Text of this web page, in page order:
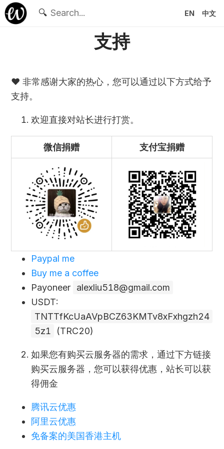
🔍 EN 中文
支持
❤️ 非常感谢大家的热心，您可以通过以下方式给予
支持。
欢迎直接对站长进行打赏。
微信捐赠 支付宝捐赠
Paypal me
Buy me a coffee
Payoneer
alexliu518@gmail.com
USDT:
TNTTfKcUaAVpBCZ63KMTv8xFxhgzh24
5z1
(TRC20)
如果您有购买云服务器的需求，通过下方链接
购买云服务器，您可以获得优惠，站长可以获
得佣金
腾讯云优惠
阿里云优惠
免备案的美国香港主机